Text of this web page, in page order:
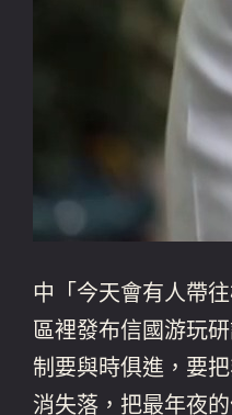
中「今天會有人帶
區裡發布信國游玩
制要與時俱進，要
消失落，把最年夜